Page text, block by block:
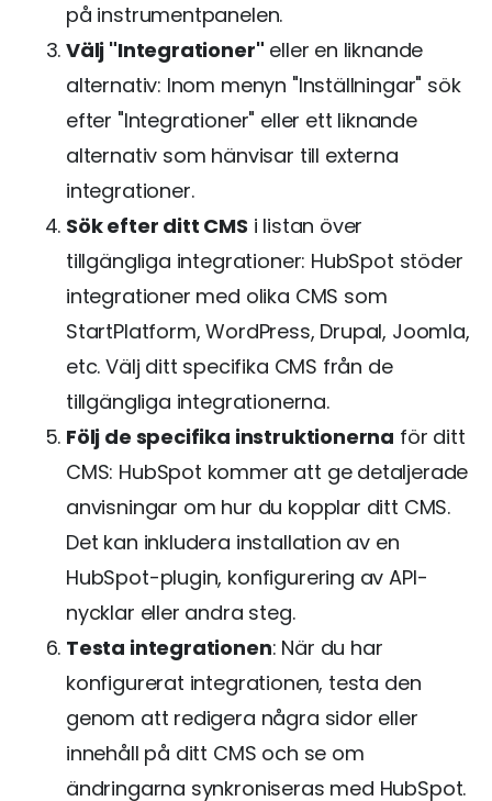
på instrumentpanelen.
Välj "Integrationer" eller en liknande
alternativ: Inom menyn "Inställningar" sök
efter "Integrationer" eller ett liknande
alternativ som hänvisar till externa
integrationer.
Sök efter ditt CMS i listan över
tillgängliga integrationer: HubSpot stöder
integrationer med olika CMS som
StartPlatform, WordPress, Drupal, Joomla,
etc. Välj ditt specifika CMS från de
tillgängliga integrationerna.
Följ de specifika instruktionerna för ditt
CMS: HubSpot kommer att ge detaljerade
anvisningar om hur du kopplar ditt CMS.
Det kan inkludera installation av en
HubSpot-plugin, konfigurering av API-
nycklar eller andra steg.
Testa integrationen: När du har
konfigurerat integrationen, testa den
genom att redigera några sidor eller
innehåll på ditt CMS och se om
ändringarna synkroniseras med HubSpot.